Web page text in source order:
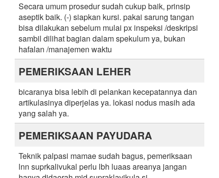
Secara umum prosedur sudah cukup baik, prinsip
aseptik baik. (-) siapkan kursi. pakai sarung tangan
bisa dilakukan sebelum mulai px inspeksi /deskripsi
sambil dilihat bagian dalam spekulum ya, bukan
hafalan /manajemen waktu
PEMERIKSAAN LEHER
bicaranya bisa lebih di pelankan kecepatannya dan
artikulasinya diperjelas ya. lokasi nodus masih ada
yang salah ya.
PEMERIKSAAN PAYUDARA
Teknik palpasi mamae sudah bagus, pemeriksaan
lnn suprkalivukal perlu lbh luaas areanya jangan